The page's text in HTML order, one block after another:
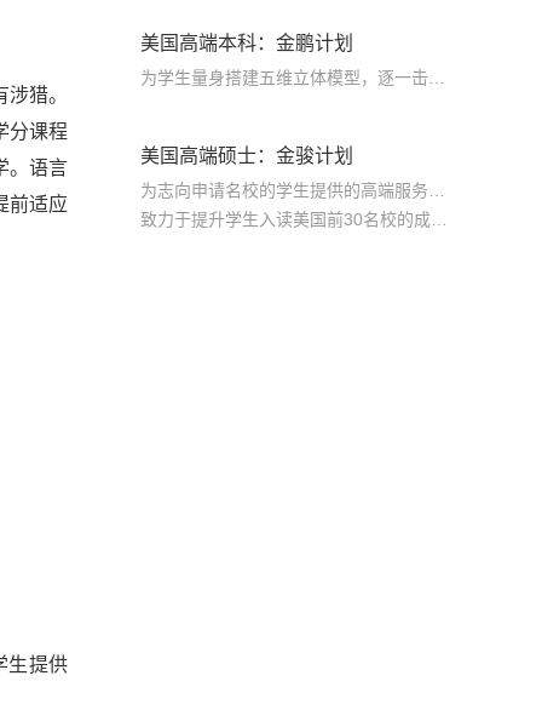
猎。
分课程
。语言
前适应
生提供
美国高端本科：金鹏计划
美国高端硕士：金骏计划